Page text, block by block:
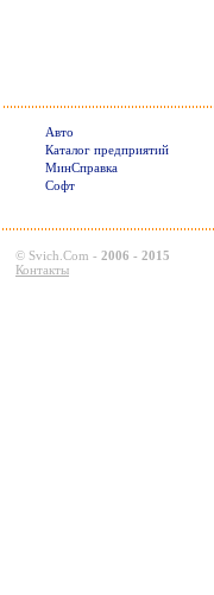
Авто
Каталог предприятий
МинСправка
Софт
© Svich.Com - 2006 - 2015
Контакты